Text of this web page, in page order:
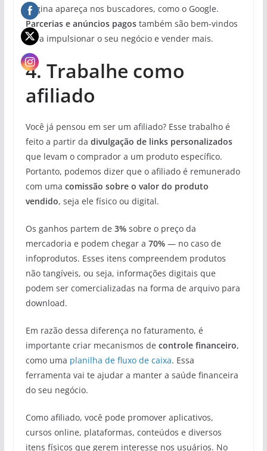
página apareça nos buscadores, como o Google.
Parcerias e anúncios pagostambém são bem-vindos
para impulsionar o seu negócio e vender mais.
4. Trabalhe como
afiliado
Você já pensou em ser um afiliado? Esse trabalho é
feito a partir da divulgação de links personalizados
que levam o comprador a um produto específico.
Portanto, podemos dizer que o afiliado é remunerado
com uma comissão sobre o valor do produto
vendido, seja ele físico ou digital.
Os ganhos partem de 3%sobre o preço da
mercadoria e podem chegar a 70% — no caso de
infoprodutos. Esses itens compreendem produtos
não tangíveis, ou seja, informações digitais que
podem ser comercializadas na forma de arquivo para
download.
Em razão dessa diferença no faturamento, é
importante criar mecanismos de controle financeiro,
como uma planilha de fluxo de caixa. Essa
ferramenta vai te ajudar a manter a saúde financeira
do seu negócio.
Como afiliado, você pode promover aplicativos,
cursos online, plataformas, conteúdos e diversos
itens físicos que gerem interesse nos usuários. No